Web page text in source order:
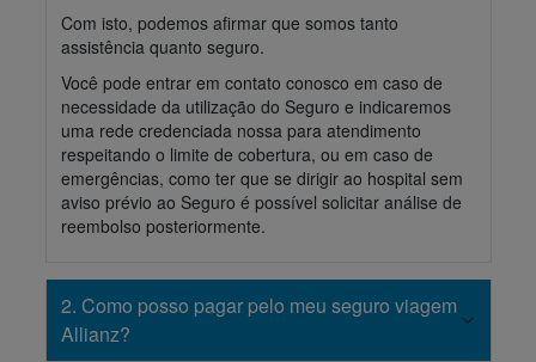
Com isto, podemos afirmar que somos tanto
assistência quanto seguro.
Você pode entrar em contato conosco em caso de
necessidade da utilização do Seguro e indicaremos
uma rede credenciada nossa para atendimento
respeitando o limite de cobertura, ou em caso de
emergências, como ter que se dirigir ao hospital sem
aviso prévio ao Seguro é possível solicitar análise de
reembolso posteriormente.
2. Como posso pagar pelo meu seguro viagem
Allianz?